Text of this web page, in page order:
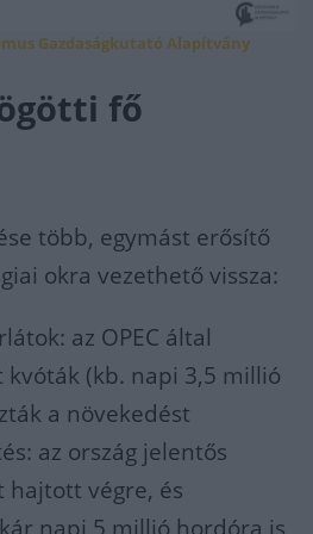
Gazdaságkutató Alapítvány
fő
több, egymást erősítő
okra vezethető vissza:
az OPEC által
(kb. napi 3,5 millió
a növekedést
az ország jelentős
hajtott végre, és